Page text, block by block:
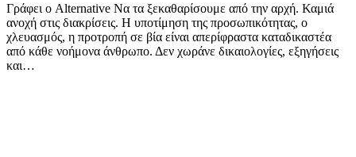
Γράφει ο Alternative Να τα ξεκαθαρίσουμε από την αρχή. Καμιά
ανοχή στις διακρίσεις. Η υποτίμηση της προσωπικότητας, ο
χλευασμός, η προτροπή σε βία είναι απερίφραστα καταδικαστέα
από κάθε νοήμονα άνθρωπο. Δεν χωράνε δικαιολογίες, εξηγήσεις
και…